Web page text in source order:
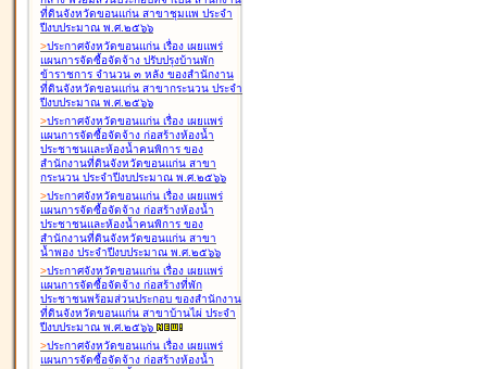
ที่ดินจังหวัดขอนแก่น สาขาชุมแพ ประจำ
ปีงบประมาณ พ.ศ.๒๕๖๖
>ประกาศจังหวัดขอนแก่น เรื่อง เผยแพร่
แผนการจัดซื้อจัดจ้าง ปรับปรุงบ้านพัก
ข้าราชการ จำนวน ๓ หลัง ของสำนักงาน
ที่ดินจังหวัดขอนแก่น สาขากระนวน ประจำ
ปีงบประมาณ พ.ศ.๒๕๖๖
>ประกาศจังหวัดขอนแก่น เรื่อง เผยแพร่
แผนการจัดซื้อจัดจ้าง ก่อสร้างห้องน้ำ
ประชาชนและห้องน้ำคนพิการ ของ
สำนักงานที่ดินจังหวัดขอนแก่น สาขา
กระนวน ประจำปีงบประมาณ พ.ศ.๒๕๖๖
>ประกาศจังหวัดขอนแก่น เรื่อง เผยแพร่
แผนการจัดซื้อจัดจ้าง ก่อสร้างห้องน้ำ
ประชาชนและห้องน้ำคนพิการ ของ
สำนักงานที่ดินจังหวัดขอนแก่น สาขา
น้ำพอง ประจำปีงบประมาณ พ.ศ.๒๕๖๖
>ประกาศจังหวัดขอนแก่น เรื่อง เผยแพร่
แผนการจัดซื้อจัดจ้าง ก่อสร้างที่พัก
ประชาชนพร้อมส่วนประกอบ ของสำนักงาน
ที่ดินจังหวัดขอนแก่น สาขาบ้านไผ่ ประจำ
ปีงบประมาณ พ.ศ.๒๕๖๖
>ประกาศจังหวัดขอนแก่น เรื่อง เผยแพร่
แผนการจัดซื้อจัดจ้าง ก่อสร้างห้องน้ำ